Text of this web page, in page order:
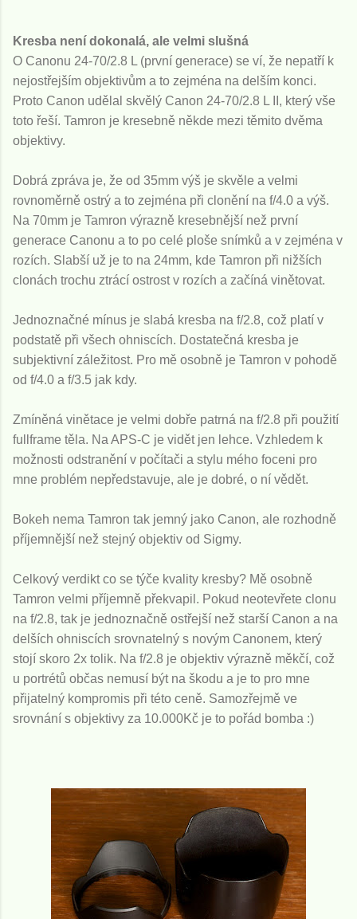
Kresba není dokonalá, ale velmi slušná
O Canonu 24-70/2.8 L (první generace) se ví, že nepatří k
nejostřejším objektivům a to zejména na delším konci.
Proto Canon udělal skvělý Canon 24-70/2.8 L II, který vše
toto řeší. Tamron je kresebně někde mezi těmito dvěma
objektivy.
Dobrá zpráva je, že od 35mm výš je skvěle a velmi
rovnoměrně ostrý a to zejména při clonění na f/4.0 a výš.
Na 70mm je Tamron výrazně kresebnější než první
generace Canonu a to po celé ploše snímků a v zejména v
rozích. Slabší už je to na 24mm, kde Tamron při nižších
clonách trochu ztrácí ostrost v rozích a začíná vinětovat.
Jednoznačné mínus je slabá kresba na f/2.8, což platí v
podstatě při všech ohniscích. Dostatečná kresba je
subjektivní záležitost. Pro mě osobně je Tamron v pohodě
od f/4.0 a f/3.5 jak kdy.
Zmíněná vinětace je velmi dobře patrná na f/2.8 při použití
fullframe těla. Na APS-C je vidět jen lehce. Vzhledem k
možnosti odstranění v počítači a stylu mého foceni pro
mne problém nepředstavuje, ale je dobré, o ní vědět.
Bokeh nema Tamron tak jemný jako Canon, ale rozhodně
příjemnější než stejný objektiv od Sigmy.
Celkový verdikt co se týče kvality kresby? Mě osobně
Tamron velmi příjemně překvapil. Pokud neotevřete clonu
na f/2.8, tak je jednoznačně ostřejší než starší Canon a na
delších ohniscích srovnatelný s novým Canonem, který
stojí skoro 2x tolik. Na f/2.8 je objektiv výrazně měkčí, což
u portrétů občas nemusí být na škodu a je to pro mne
přijatelný kompromis při této ceně. Samozřejmě ve
srovnání s objektivy za 10.000Kč je to pořád bomba :)